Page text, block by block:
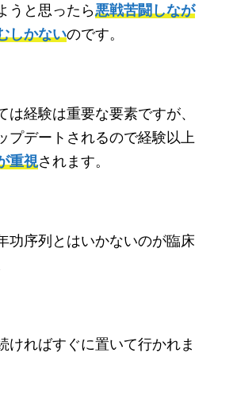
うと思ったら悪戦苦闘しなが
しかないのです。
は経験は重要な要素ですが、
プデートされるので経験以上
重視されます。
功序列とはいかないのが臨床
ければすぐに置いて行かれま